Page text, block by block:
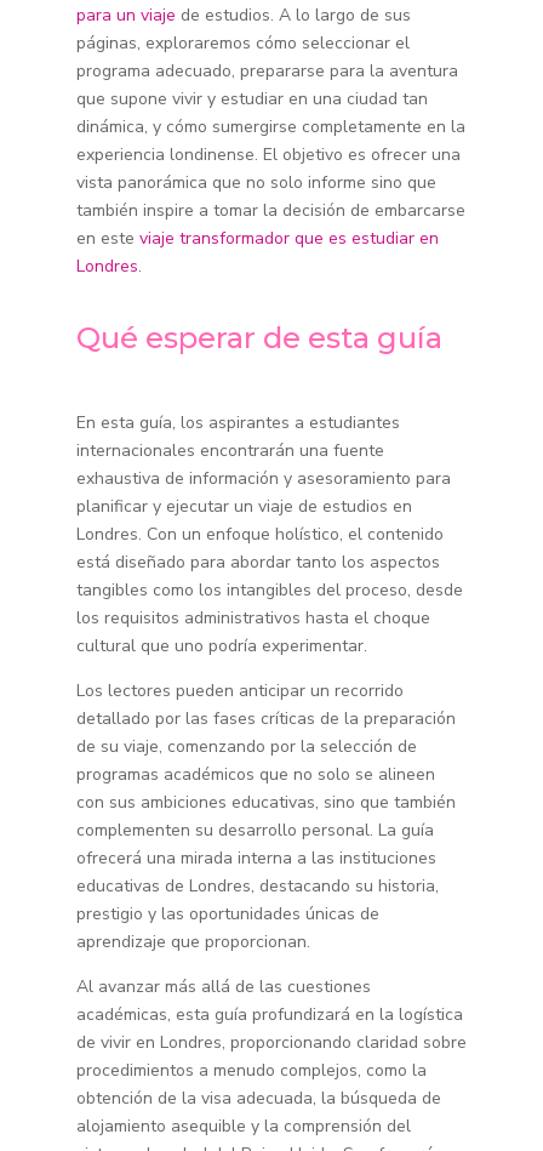
para un viaje de estudios. A lo largo de sus
páginas, exploraremos cómo seleccionar el
programa adecuado, prepararse para la aventura
que supone vivir y estudiar en una ciudad tan
dinámica, y cómo sumergirse completamente en la
experiencia londinense. El objetivo es ofrecer una
vista panorámica que no solo informe sino que
también inspire a tomar la decisión de embarcarse
en este viaje transformador que es estudiar en
Londres.
Qué esperar de esta guía
En esta guía, los aspirantes a estudiantes
internacionales encontrarán una fuente
exhaustiva de información y asesoramiento para
planificar y ejecutar un viaje de estudios en
Londres. Con un enfoque holístico, el contenido
está diseñado para abordar tanto los aspectos
tangibles como los intangibles del proceso, desde
los requisitos administrativos hasta el choque
cultural que uno podría experimentar.
Los lectores pueden anticipar un recorrido
detallado por las fases críticas de la preparación
de su viaje, comenzando por la selección de
programas académicos que no solo se alineen
con sus ambiciones educativas, sino que también
complementen su desarrollo personal. La guía
ofrecerá una mirada interna a las instituciones
educativas de Londres, destacando su historia,
prestigio y las oportunidades únicas de
aprendizaje que proporcionan.
Al avanzar más allá de las cuestiones
académicas, esta guía profundizará en la logística
de vivir en Londres, proporcionando claridad sobre
procedimientos a menudo complejos, como la
obtención de la visa adecuada, la búsqueda de
alojamiento asequible y la comprensión del